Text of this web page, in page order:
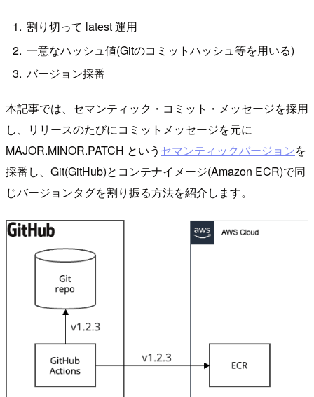
割り切って latest 運用
一意なハッシュ値(Gitのコミットハッシュ等を用いる)
バージョン採番
本記事では、セマンティック・コミット・メッセージを採用
し、リリースのたびにコミットメッセージを元に
MAJOR.MINOR.PATCH という セマンティックバージョンを
採番し、Git(GitHub)とコンテナイメージ(Amazon ECR)で同
じバージョンタグを割り振る方法を紹介します。